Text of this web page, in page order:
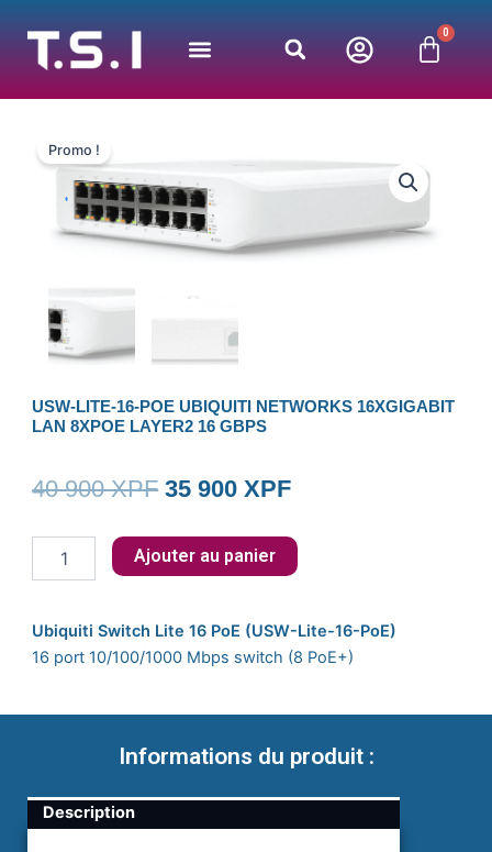
contenu
0
Promo !
USW-LITE-16-POE UBIQUITI NETWORKS 16XGIGABIT
LAN 8XPOE LAYER2 16 GBPS
40 900XPF Le
initial
40
35 900XPFLe
actuel
35
16-
POE
16
Gbps
Ajouter au panier
Ubiquiti Switch Lite 16 PoE (USW-Lite-16-PoE)
16 port 10/100/1000 Mbps switch (8 PoE+)
Informations du produit :
Description